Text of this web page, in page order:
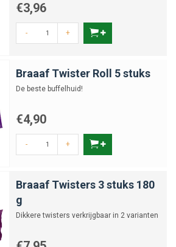
€3,96
- +
Braaaf Twister Roll 5 stuks
De beste buffelhuid!
€4,90
- +
Braaaf Twisters 3 stuks 180
g
Dikkere twisters verkrijgbaar in 2 varianten